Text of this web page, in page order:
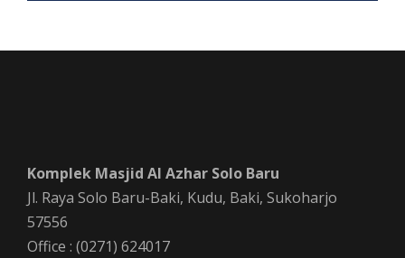
Komplek Masjid Al Azhar Solo Baru
Jl. Raya Solo Baru-Baki, Kudu, Baki, Sukoharjo
57556
Office : (0271) 624017